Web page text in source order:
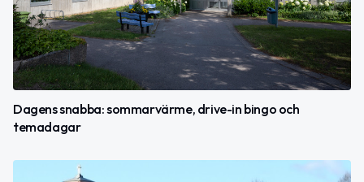
Dagens snabba: sommarvärme, drive-in bingo och
temadagar